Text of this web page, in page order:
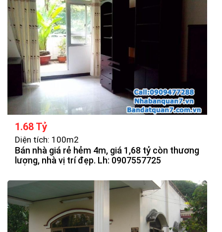
1.68 Tỷ
Diện tích: 100m2
Bán nhà giá rẻ hẻm 4m, giá 1,68 tỷ còn thương
lượng, nhà vị trí đẹp. Lh: 0907557725